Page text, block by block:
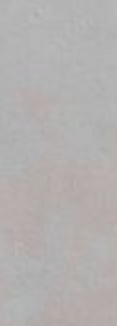
nu nätfiskets
för
med stor
har andelen AI-
andelen till 5
i meddelanden,
för att ovetande
de anställda
vilket innebär risker
som kunddata
att träna modeller eller